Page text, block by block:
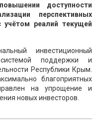
доступности
перспективных
учётом реалий текущей
инвестиционный
поддержки и
Республики Крым.
благоприятных
на упрощение и
новых инвесторов.